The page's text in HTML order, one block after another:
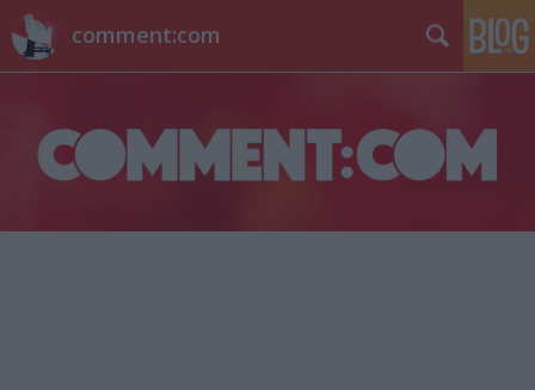
comment:com